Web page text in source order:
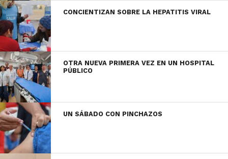
CONCIENTIZAN SOBRE LA HEPATITIS VIRAL
OTRA NUEVA PRIMERA VEZ EN UN HOSPITAL
PÚBLICO
UN SÁBADO CON PINCHAZOS